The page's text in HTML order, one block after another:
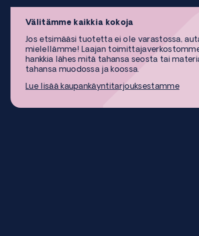
Välitämme kaikkia kokoja
Jos etsimääsi tuotetta ei ole varastossa,
mielellämme! Laajan
hankkia lähes mitä tahansa seosta tai
tahansa muodossa ja koossa.
Lue lisää kaupankäyntitarjouksestamme